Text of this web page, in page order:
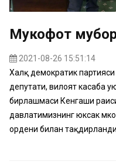
Мукофот
2021-08-26 15:51:14
Халқ демократик
депутати, вилоят касаба
бирлашмаси Кенгаши
давлатимизнинг юксак
ордени билан